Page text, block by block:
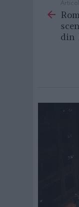
more
din